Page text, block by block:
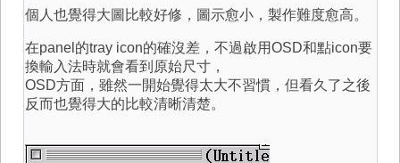
個人也覺得大圖比較好修，圖示愈小，製作難度愈高。
在panel的tray icon的確沒差，不過啟用OSD和點icon要
換輸入法時就會看到原始尺寸，
OSD方面，雖然一開始覺得太大不習慣，但看久了之後
反而也覺得大的比較清晰清楚。